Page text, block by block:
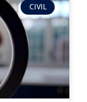
CIVIL